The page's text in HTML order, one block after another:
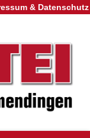
& Datenschutz